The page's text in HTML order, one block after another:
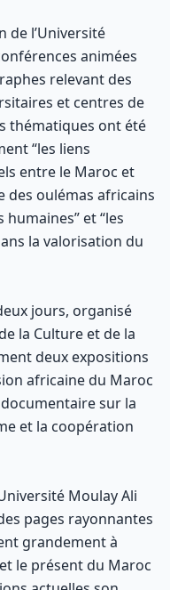
de l’Université
animées
relevant des
et centres de
thématiques ont été
“les liens
entre le Maroc et
des oulémas africains
et “les
la valorisation du
jours, organisé
la Culture et de la
deux expositions
africaine du Maroc
sur la
et la coopération
Moulay Ali
pages rayonnantes
grandement à
le présent du Maroc